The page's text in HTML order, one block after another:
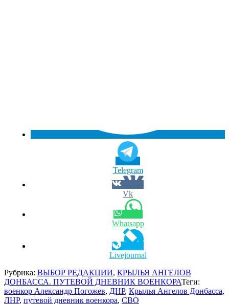
Telegram
Vk
Whatsapp
Livejournal
Рубрика: ВЫБОР РЕДАКЦИИ, КРЫЛЬЯ АНГЕЛОВ
ДОНБАССА. ПУТЕВОЙ ДНЕВНИК ВОЕНКОРАТеги:
военкор Александр Погожев, ДНР, Крылья Ангелов Донбасса,
ЛНР, путевой дневник военкора, СВО